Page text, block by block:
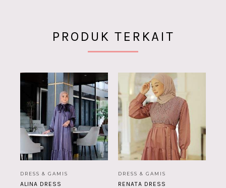
PRODUK TERKAIT
DRESS & GAMIS
ALINA DRESS
DRESS & GAMIS
RENATA DRESS